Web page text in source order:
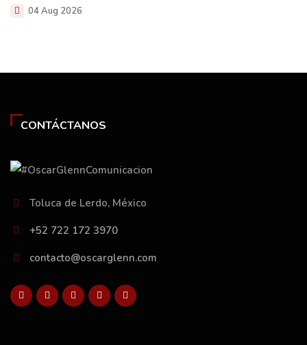
04 Aug 2026
CONTÁCTANOS
Toluca de Lerdo, México
+52 722 172 3970
contacto@oscarglenn.com